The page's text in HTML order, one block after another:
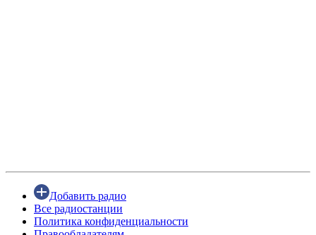
Добавить радио
Все радиостанции
Политика конфиденциальности